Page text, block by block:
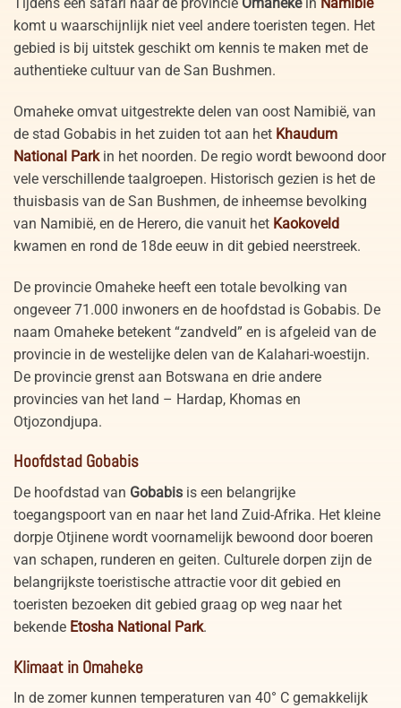
komt u waarschijnlijk niet veel andere toeristen tegen. Het
gebied is bij uitstek geschikt om kennis te maken met de
authentieke cultuur van de San Bushmen.
Omaheke omvat uitgestrekte delen van oost Namibië, van
de stad Gobabis in het zuiden tot aan het Khaudum
National Parkin het noorden. De regio wordt bewoond door
vele verschillende taalgroepen. Historisch gezien is het de
thuisbasis van de San Bushmen, de inheemse bevolking
van Namibië, en de Herero, die vanuit het Kaokoveld
kwamen en rond de 18de eeuw in dit gebied neerstreek.
De provincie Omaheke heeft een totale bevolking van
ongeveer 71.000 inwoners en de hoofdstad is Gobabis. De
naam Omaheke betekent “zandveld” en is afgeleid van de
provincie in de westelijke delen van de Kalahari-woestijn.
De provincie grenst aan Botswana en drie andere
provincies van het land – Hardap, Khomas en
Otjozondjupa.
Hoofdstad Gobabis
De hoofdstad van Gobabis is een belangrijke
toegangspoort van en naar het land Zuid-Afrika. Het kleine
dorpje Otjinene wordt voornamelijk bewoond door boeren
van schapen, runderen en geiten. Culturele dorpen zijn de
belangrijkste toeristische attractie voor dit gebied en
toeristen bezoeken dit gebied graag op weg naar het
bekende Etosha National Park.
Klimaat in Omaheke
In de zomer kunnen temperaturen van 40° C gemakkelijk